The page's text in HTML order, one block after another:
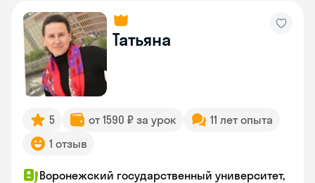
Татьяна
5 от 1590 ₽ за урок
11 лет опыта
1 отзыв
Воронежский государственный университет,